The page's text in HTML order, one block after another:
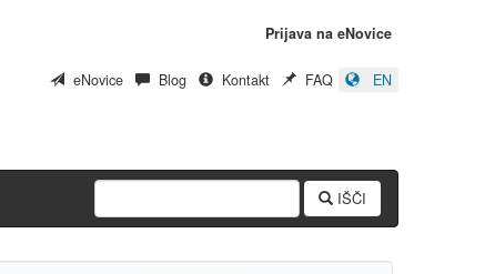
Prijava na eNovice
eNovice Blog Kontakt FAQ EN
IŠČI